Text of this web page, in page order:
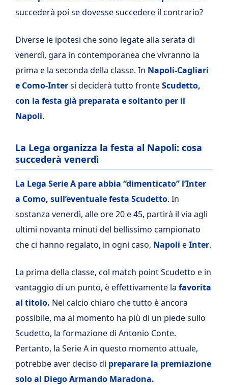
succederà poi se dovesse succedere il contrario?
Diverse le ipotesi che sono legate alla serata di
venerdì, gara in contemporanea che vivranno la
prima e la seconda della classe. In Napoli-Cagliari
e Como-Intersi deciderà tutto fronteScudetto,
con la festa già preparata e soltanto per il
Napoli.
La Lega organizza la festa al Napoli: cosa
succederà venerdì
La Lega Serie A pare abbia “dimenticato” l’Inter
a Como, sull’eventuale festa Scudetto. In
sostanza venerdì, alle ore 20 e 45, partirà il via agli
ultimi novanta minuti del bellissimo campionato
che ci hanno regalato, in ogni caso, Napoli eInter.
La prima della classe, col match point Scudetto e in
vantaggio di un punto, è effettivamente la favorita
al titolo. Nel calcio chiaro che tutto è ancora
possibile, ma al momento ha più di un piede sullo
Scudetto, la formazione di Antonio Conte.
Pertanto, la Serie A in questo momento attuale,
potrebbe aver deciso di preparare la premiazione
solo al Diego Armando Maradona.